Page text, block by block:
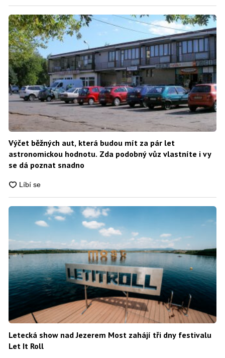
Výčet běžných aut, která budou mít za pár let
astronomickou hodnotu. Zda podobný vůz vlastníte i vy
se dá poznat snadno
Letecká show nad Jezerem Most zahájí tři dny festivalu
Let It Roll